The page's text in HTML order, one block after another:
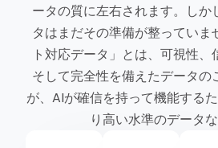
ータの質に左右されます。しか
タはまだその準備が整っていま
ト対応データ」とは、可視性、
そして完全性を備えたデータの
が、AIが確信を持って機能する
り高い水準のデータな